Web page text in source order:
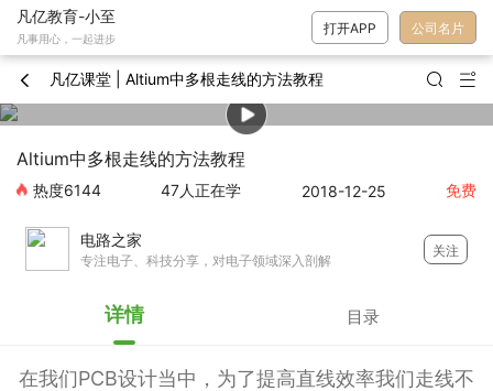
凡亿教育-小至
凡事用心，一起进步
打开APP 公司名片
 凡亿课堂 | Altium中多根走线的方法教程  
Altium中多根走线的方法教程
热度6144 47人正在学 2018-12-25 免费
电路之家
专注电子、科技分享，对电子领域深入剖解
关注
详情 目录
在我们PCB设计当中，为了提高直线效率我们走线不